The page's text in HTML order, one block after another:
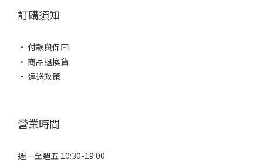
訂購須知
• 付款與保固
• 商品退換貨
• 運送政策
營業時間
週一至週五 10:30-19:00